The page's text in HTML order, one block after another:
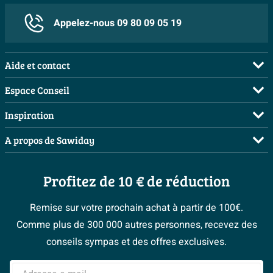
Avec anti-dérapage
Non
Pose libre
Perçage de poignées
optionnel
Perçage robinetterie optionnel
Plus d'informations
10 ans
Appelez-nous 09 80 09 05 19
Aide et contact
FAQ
Commander
Payer
Livraison / retrait
Garantie & réclamations
Politique d’avis
> Service client
Espace Conseil
Demandez votre devis
Planificateur 3D
Les bons tuyaux
Inspiration
Salles de bains complètes
Inspiration toilettes
Moodboards
Magazine
#Mysawiday
> Inspiration salle de bains
A propos de Sawiday
Postes vacants
Sawiday PRO
Fevad
Ils parlent de nous
Mentions légales
Profitez de 10 € de réduction
Remise sur votre prochain achat à partir de 100€.
Comme plus de 300 000 autres personnes, recevez des
conseils sympas et des offres exclusives.
Adresse e-mail